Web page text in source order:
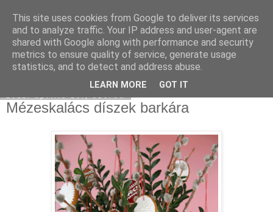
Moha Konyha
Mézeskalács díszek barkára
This site uses cookies from Google to deliver its services
and to analyze traffic. Your IP address and user-agent are
shared with Google along with performance and security
metrics to ensure quality of service, generate usage
statistics, and to detect and address abuse.
LEARN MORE GOT IT